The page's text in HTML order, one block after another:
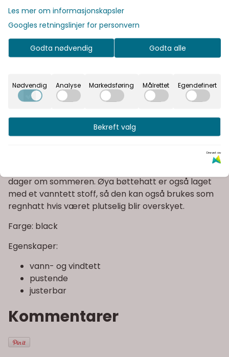
Rask levering
Fast fraktpris
Blæst Øya Bucket Hat er en klassisk bøttehatt, med
ansiktet mot solen, mens den kjølige, tørre båndet
dager om sommeren. Øya bøttehatt er også laget
med et vanntett stoff, så den kan også brukes som
regnhatt hvis været plutselig blir overskyet.
Farge: black
Egenskaper:
vann- og vindtett
pustende
justerbar
Kommentarer
Les mer om informasjonskapsler
Googles retningslinjer for personvern
Godta nødvendig Godta alle
Nødvendig Analyse Markedsføring Målrettet Egendefinert
Bekreft valg
Drevet av